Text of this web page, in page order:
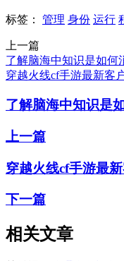
标签： 管理 身份 运行
上一篇
了解脑海中知识是如何
穿越火线cf手游最新客
了解脑海中知识是
上一篇
穿越火线cf手游最
下一篇
相关文章